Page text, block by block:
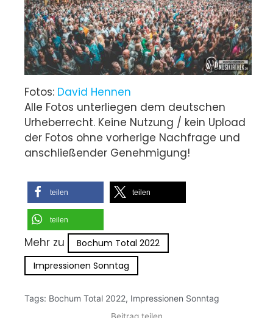
Fotos: David Hennen
Alle Fotos unterliegen dem deutschen
Urheberrecht. Keine Nutzung / kein Upload
der Fotos ohne vorherige Nachfrage und
anschließender Genehmigung!
teilen teilen
teilen
Mehr zu
Bochum Total 2022
Impressionen Sonntag
Tags: Bochum Total 2022, Impressionen Sonntag